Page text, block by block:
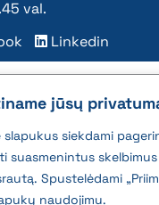
jūsų
slapukus siekdami
suasmenintus
Spustelėdami
naudojimu.
val.
Linkedin